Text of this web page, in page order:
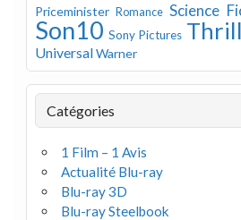
Priceminister Romance Science
Son10 Sony Pictures
UniversalWarner
Catégories
1 Film – 1 Avis
Actualité Blu-ray
Blu-ray 3D
Blu-ray Steelbook